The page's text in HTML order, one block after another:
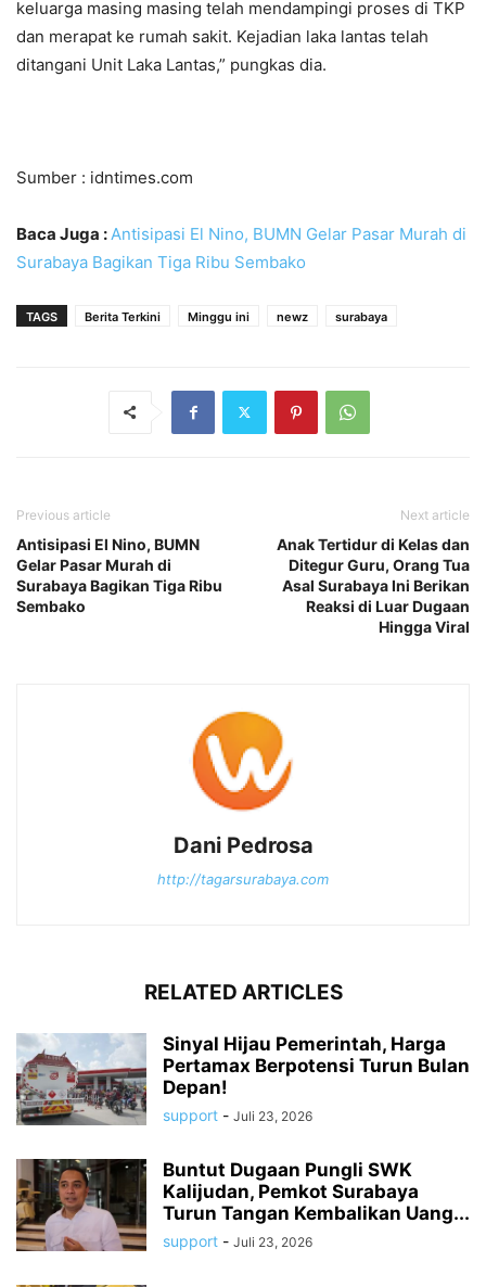
keluarga masing masing telah mendampingi proses di TKP
dan merapat ke rumah sakit. Kejadian laka lantas telah
ditangani Unit Laka Lantas,” pungkas dia.
Sumber : idntimes.com
Baca Juga :Antisipasi El Nino, BUMN Gelar Pasar Murah di
Surabaya Bagikan Tiga Ribu Sembako
TAGS Berita Terkini Minggu ini newz surabaya
Previous article
Antisipasi El Nino, BUMN
Gelar Pasar Murah di
Surabaya Bagikan Tiga Ribu
Sembako
Next article
Anak Tertidur di Kelas dan
Ditegur Guru, Orang Tua
Asal Surabaya Ini Berikan
Reaksi di Luar Dugaan
Hingga Viral
Dani Pedrosa
http://tagarsurabaya.com
RELATED ARTICLES
Sinyal Hijau Pemerintah, Harga
Pertamax Berpotensi Turun Bulan
Depan!
support - Juli 23, 2026
Buntut Dugaan Pungli SWK
Kalijudan, Pemkot Surabaya
Turun Tangan Kembalikan Uang...
support - Juli 23, 2026